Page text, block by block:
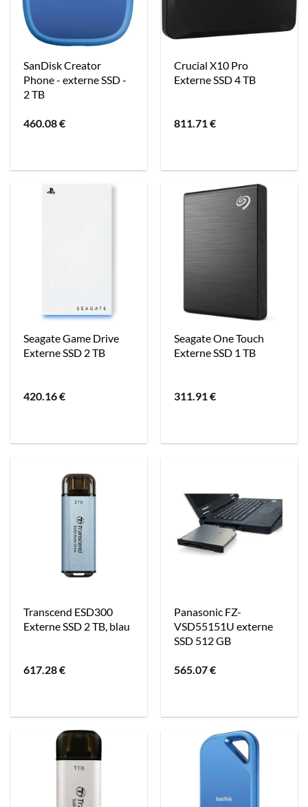
SanDisk Creator
Phone - externe SSD -
2 TB
460.08€
Crucial X10 Pro
Externe SSD 4 TB
811.71€
Seagate Game Drive
Externe SSD 2 TB
420.16€
Seagate One Touch
Externe SSD 1 TB
311.91€
Transcend ESD300
Externe SSD 2 TB, blau
617.28€
Panasonic FZ-
VSD55151U externe
SSD 512 GB
565.07€